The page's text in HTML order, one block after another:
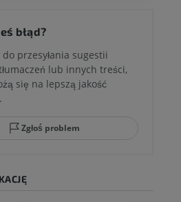
błąd?
przesyłania sugestii
lub innych treści,
się na lepszą jakość
Zgłoś problem